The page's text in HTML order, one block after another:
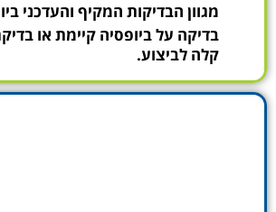
מגוון הבדיקות המקיף והעדכני
בדיקה על ביופסיה קיימת או
קלה לביצוע.